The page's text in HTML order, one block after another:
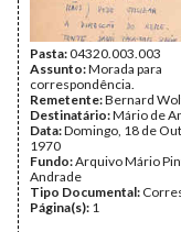
Pasta:04320.003.003
Assunto:Morada para
correspondência.
Remetente:Bernard
Destinatário:Mário de
Data:Domingo, 18 de
1970
Fundo:Arquivo Mário
Andrade
Tipo Documental:
Página(s): 1